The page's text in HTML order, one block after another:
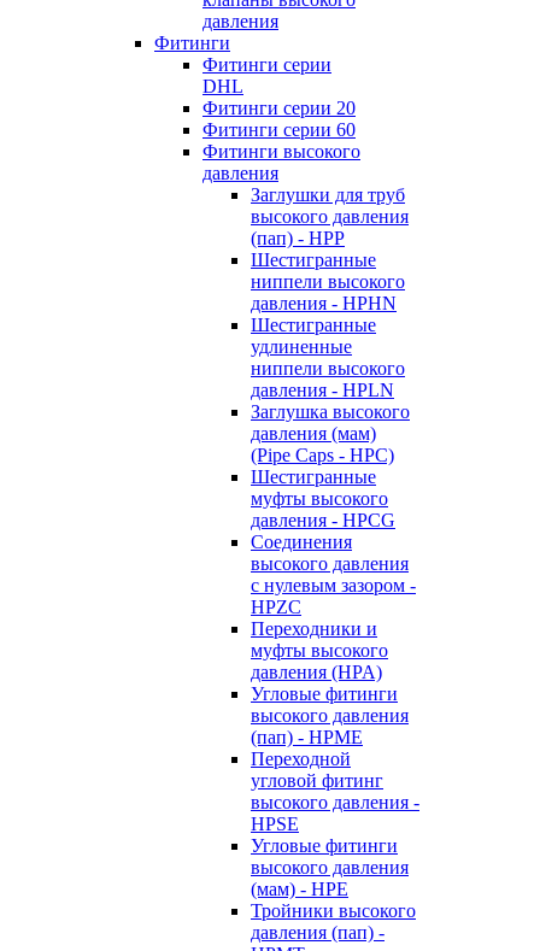
давления
Фитинги
Фитинги серии
DHL
Фитинги серии 20
Фитинги серии 60
Фитинги высокого
давления
Заглушки для труб
высокого давления
(пап) - HPP
Шестигранные
ниппели высокого
давления - HPHN
Шестигранные
удлиненные
ниппели высокого
давления - HPLN
Заглушка высокого
давления (мам)
(Pipe Caps - HPC)
Шестигранные
муфты высокого
давления - HPCG
Соединения
высокого давления
с нулевым зазором -
HPZC
Переходники и
муфты высокого
давления (HPA)
Угловые фитинги
высокого давления
(пап) - HPME
Переходной
угловой фитинг
высокого давления -
HPSE
Угловые фитинги
высокого давления
(мам) - HPE
Тройники высокого
давления (пап) -